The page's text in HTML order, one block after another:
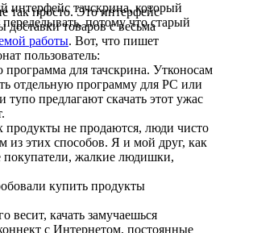
интерфейс тачскрина, который
потому что старый
так просто. Это интерфейс
доставки товаров с весьма
работы. Вот, что пишет
пользователь:
для тачскрина. Утконосам
отдельную программу для РС или
предлагают скачать этот ужас
продукты не продаются, люди чисто
из этих способов. Я и мой друг, как
покупатели, жалкие людишки,
купить продукты
весит, качать замучаешься
с Интернетом, постоянные